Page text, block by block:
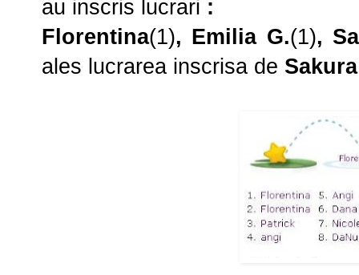
au inscris lucrari :
Florentina(1), Emilia G.(1),
ales lucrarea inscrisa de Sakura